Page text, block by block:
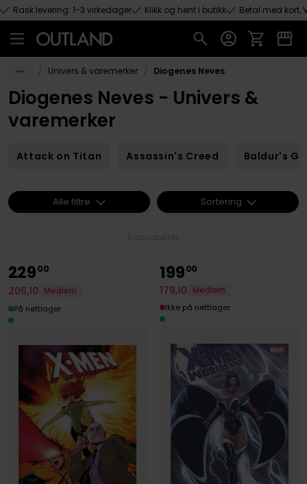
Hopp til hovedinnhold
Rask levering: 1-3 virkedager Klikk og hent i butikk Betal med kort,
Univers & varemerker Diogenes Neves
Diogenes Neves - Univers &
varemerker
Attack on Titan Assassin's Creed Baldur's
22900
206,10
Medlem
På nettlager
19900
179,10
Medlem
Ikke på nettlager
Alle filtre Sortering